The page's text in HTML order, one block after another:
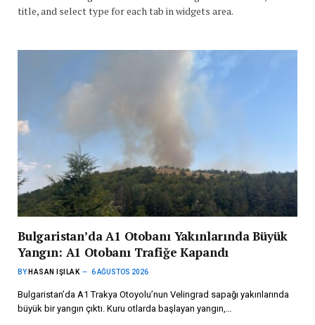
title, and select type for each tab in widgets area.
Bulgaristan’da A1 Otobanı Yakınlarında Büyük
Yangın: A1 Otobanı Trafiğe Kapandı
BY HASAN IŞILAK 6 AĞUSTOS 2026
Bulgaristan’da A1 Trakya Otoyolu’nun Velingrad sapağı yakınlarında
büyük bir yangın çıktı. Kuru otlarda başlayan yangın,…